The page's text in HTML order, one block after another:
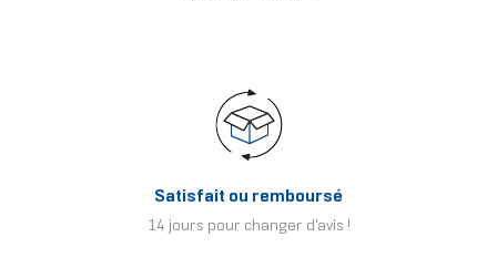
Satisfait ou remboursé
14 jours pour changer d'avis !